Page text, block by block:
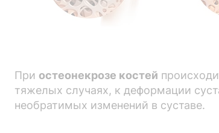
При остеонекрозе костей
тяжелых случаях, к деформации
необратимых изменений в суставе.